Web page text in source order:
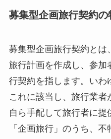
募集型企画旅行契約の
募集型企画旅行契約とは
旅行計画を作成し、参加
行契約を指します。いわ
これに該当し、旅行業者
自ら手配して旅行者に
「企画旅行」のうち、